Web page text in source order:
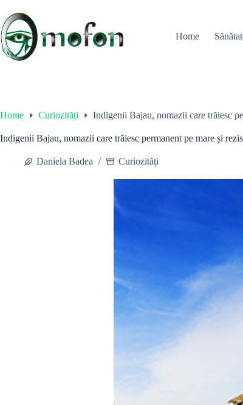
content
Home
Home Curiozități Indigenii Bajau, nomazii care trăiesc
Indigenii Bajau, nomazii care trăiesc permanent pe mare și
Daniela Badea Curiozități